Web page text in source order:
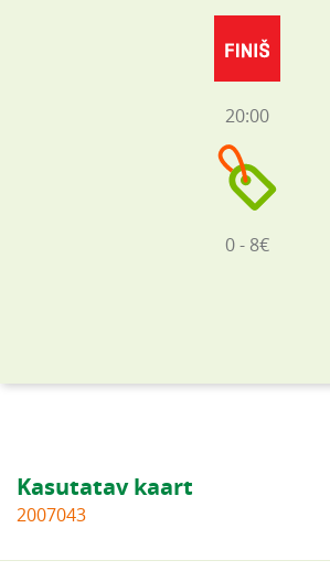
20:00
0 - 8€
Kasutatav kaart
2007043